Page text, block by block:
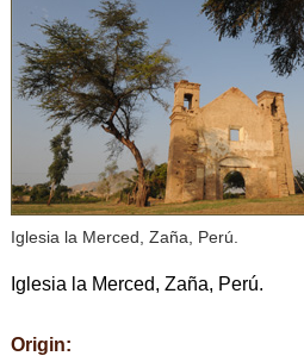
Iglesia la Merced, Zaña, Perú.
Iglesia la Merced, Zaña, Perú.
Origin: